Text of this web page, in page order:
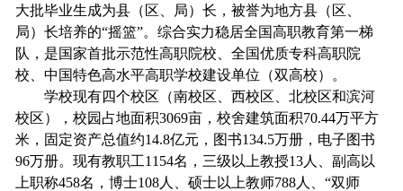
大批毕业生成为县（区、局）长，被誉为地方县（区、
局）长培养的“摇篮”。综合实力稳居全国高职教育第一梯
队，是国家首批示范性高职院校、全国优质专科高职院
校、中国特色高水平高职学校建设单位（双高校）。
学校现有四个校区（南校区、西校区、北校区和滨河
校区），校园占地面积3069亩，校舍建筑面积70.44万平方
米，固定资产总值约14.8亿元，图书134.5万册，电子图书
96万册。现有教职工1154名，三级以上教授13人、副高以
上职称458名，博士108人、硕士以上教师788人、“双师